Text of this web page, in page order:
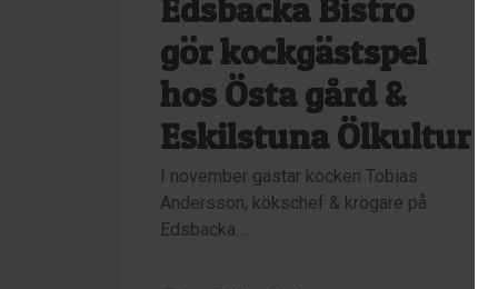
Edsbacka Bistro
gör kockgästspel
hos Östa gård &
Eskilstuna Ölkultur
I november gästar kocken Tobias
Andersson, kökschef & krögare på
Edsbacka…